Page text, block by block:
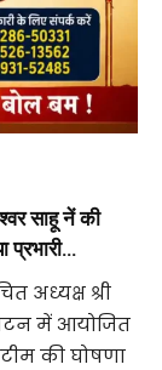
साहू नें की
प्रभारी…
अध्यक्ष श्री
में आयोजित
की घोषणा